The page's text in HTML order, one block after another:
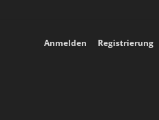
Anmelden Registrierung